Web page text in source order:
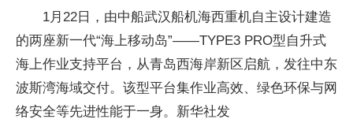
1月22日，由中船武汉船机海西重机自主设计建造
的两座新一代“海上移动岛”——TYPE3 PRO型自升式
海上作业支持平台，从青岛西海岸新区启航，发往中东
波斯湾海域交付。该型平台集作业高效、绿色环保与网
络安全等先进性能于一身。新华社发